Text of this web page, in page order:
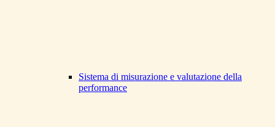
Sistema di misurazione e valutazione della
performance